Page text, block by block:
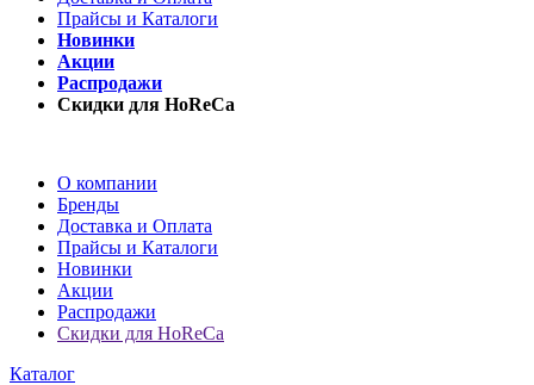
Прайсы и Каталоги
Новинки
Акции
Распродажи
Скидки для HoReCa
О компании
Бренды
Доставка и Оплата
Прайсы и Каталоги
Новинки
Акции
Распродажи
Скидки для HoReCa
Каталог